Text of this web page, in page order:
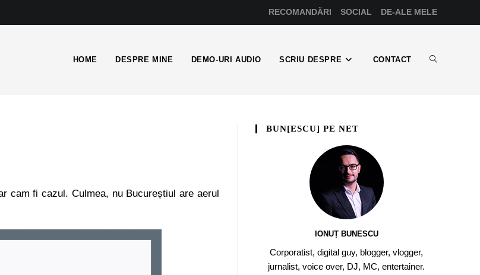
RECOMANDĂRI SOCIAL DE-ALE MELE
HOME DESPRE MINE DEMO-URI AUDIO SCRIU DESPRE CONTACT
cam fi cazul. Culmea, nu Bucureștiul are aerul
BUN[ESCU] PE NET
IONUȚ BUNESCU
Corporatist, digital guy, blogger, vlogger,
jurnalist, voice over, DJ, MC, entertainer.